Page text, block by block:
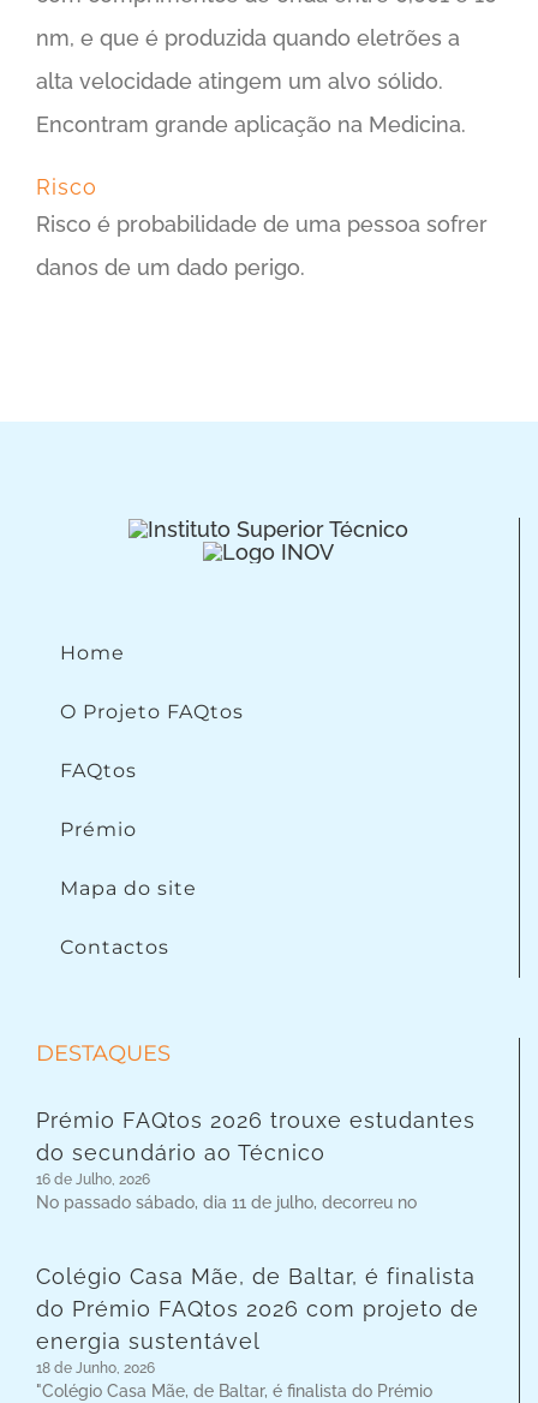
nm, e que é produzida quando eletrões a
alta velocidade atingem um alvo sólido.
Encontram grande aplicação na Medicina.
Risco
Risco é probabilidade de uma pessoa sofrer
danos de um dado perigo.
Home
O Projeto FAQtos
FAQtos
Prémio
Mapa do site
Contactos
DESTAQUES
Prémio FAQtos 2026 trouxe estudantes
do secundário ao Técnico
16 de Julho, 2026
No passado sábado, dia 11 de julho, decorreu no
Colégio Casa Mãe, de Baltar, é finalista
do Prémio FAQtos 2026 com projeto de
energia sustentável
18 de Junho, 2026
"Colégio Casa Mãe, de Baltar, é finalista do Prémio